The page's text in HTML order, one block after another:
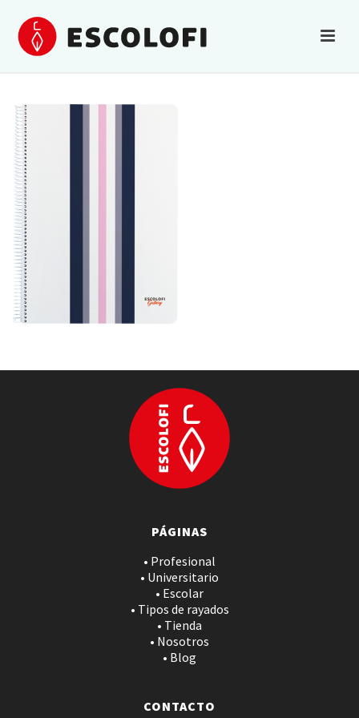
PÁGINAS
• Profesional
• Universitario
• Escolar
• Tipos de rayados
• Tienda
• Nosotros
• Blog
CONTACTO